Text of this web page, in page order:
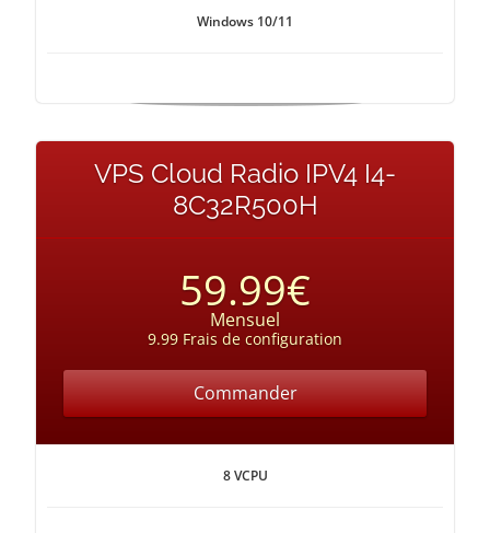
Windows 10/11
VPS Cloud Radio IPV4 I4-
8C32R500H
59.99€
Mensuel
9.99 Frais de configuration
Commander
8 VCPU